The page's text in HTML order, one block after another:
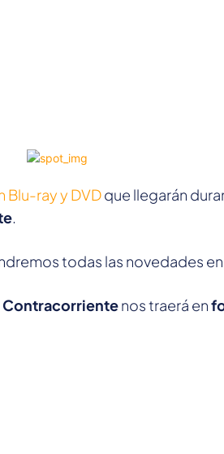
Blu-ray y DVDque llegarán
.
todas las novedades
Contracorrientenos traerá en